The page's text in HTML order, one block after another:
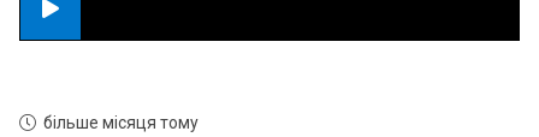
більше місяця тому